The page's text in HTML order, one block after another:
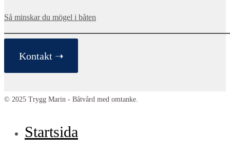
Så minskar du mögel i båten
Kontakt ➝
© 2025 Trygg Marin - Båtvård med omtanke.
Startsida